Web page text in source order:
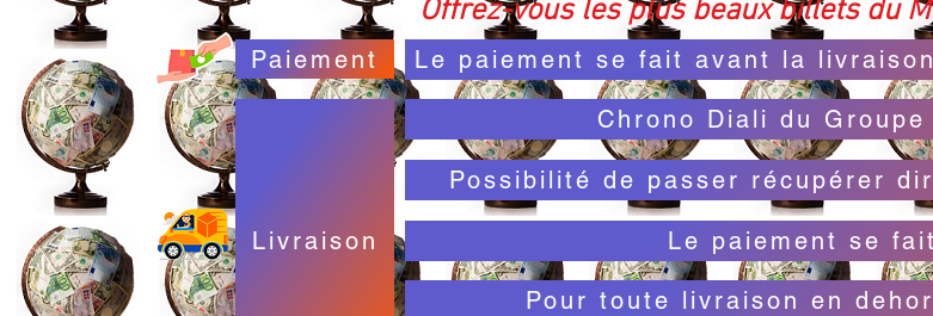
Offrez-vous les plus beaux billets du
Paiement Le paiement se fait avant la
Livraison
Chrono Diali du
Possibilité de passer récupérer
Le paiement se
Pour toute livraison en